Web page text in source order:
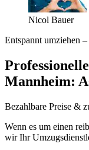
Nicol Bauer
Entspannt umziehen –
Mannheim:
Bezahlbare Preise &
Wenn es um einen
wir Ihr